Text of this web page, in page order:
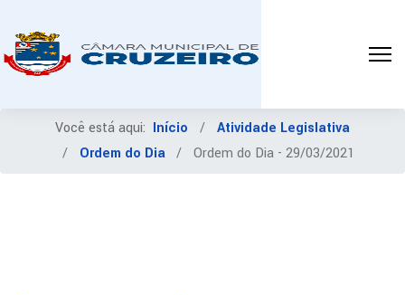
Você está aqui: Início
Atividade Legislativa
Ordem do Dia
Ordem do Dia - 29/03/2021